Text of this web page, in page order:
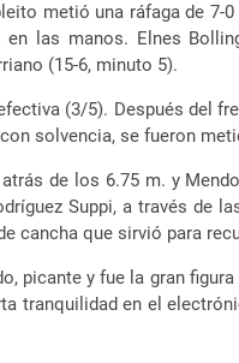
metió una ráfaga de
las manos. Elnes
(15-6, minuto 5).
(3/5). Después del
solvencia, se fueron
de los 6.75 m. y
Suppi, a través de
cancha que sirvió para
picante y fue la gran
tranquilidad en el